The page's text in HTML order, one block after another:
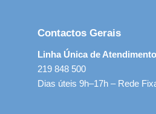
Contactos Gerais
Linha Única de
219 848 500
Dias úteis 9h–17h – Rede